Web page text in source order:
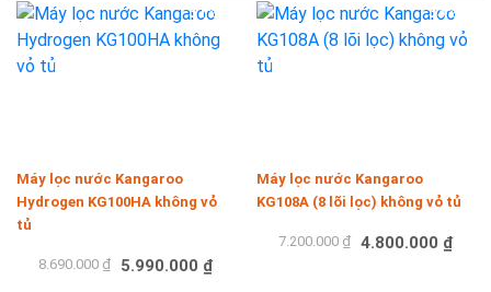
-31%
Máy lọc nước Kangaroo
Hydrogen KG100HA không vỏ
tủ
8.690.000 ₫ 5.990.000 ₫
-33%
Máy lọc nước Kangaroo
KG108A (8 lõi lọc) không vỏ tủ
7.200.000 ₫ 4.800.000 ₫